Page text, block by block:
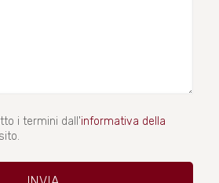
i termini dall'informativa della